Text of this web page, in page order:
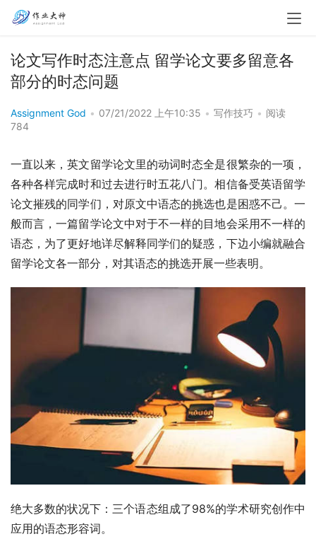
论文写作时态注意点 留学论文要多留意各
部分的时态问题
Assignment God • 07/21/2022 上午10:35 • 写作技巧 • 阅读
784
一直以来，英文留学论文里的动词时态全是很繁杂的一项，
各种各样完成时和过去进行时五花八门。相信备受英语留学
论文摧残的同学们，对原文中语态的挑选也是困惑不己。一
般而言，一篇留学论文中对于不一样的目地会采用不一样的
语态，为了更好地详尽解释同学们的疑惑，下边小编就融合
留学论文各一部分，对其语态的挑选开展一些表明。
绝大多数的状况下：三个语态组成了98%的学术研究创作中
应用的语态形容词。